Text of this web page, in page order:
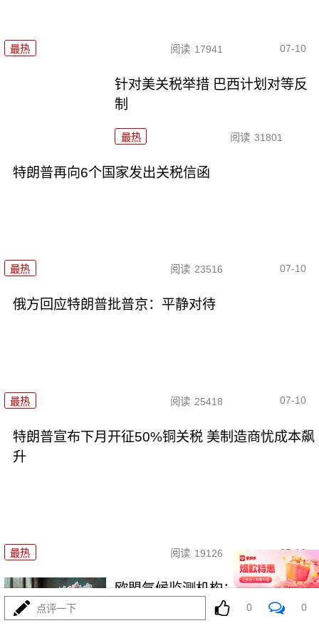
最热 阅读 17941 07-10
针对美关税举措 巴西计划对等反
制
最热 阅读 31801
特朗普再向6个国家发出关税信函
最热 阅读 23516 07-10
俄方回应特朗普批普京：平静对待
最热 阅读 25418 07-10
特朗普宣布下月开征50%铜关税 美制造商忧成本飙
升
最热 阅读 19126 07-10
欧盟气候监测机构：全球经历了
有记录以来第三热6月
点评一下 0 0